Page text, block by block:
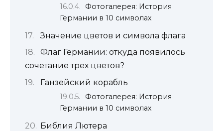
Фотогалерея: История
Германии в 10 символах
Значение цветов и символа флага
Флаг Германии: откуда появилось
сочетание трех цветов?
Ганзейский корабль
Фотогалерея: История
Германии в 10 символах
Библия Лютера